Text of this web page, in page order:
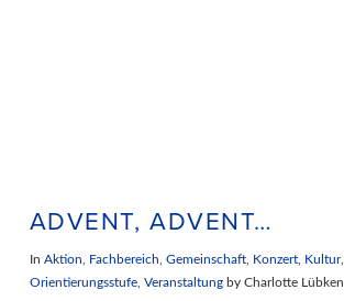
ADVENT, ADVENT…
In Aktion Fachbereich Gemeinschaft, Konzert, Kultur,
Orientierungsstufe, Veranstaltungby Charlotte Lübken